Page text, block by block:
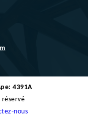
4391A
nous